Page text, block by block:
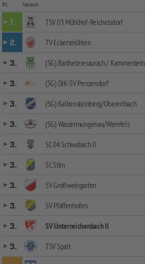
Pl. Verein
1. TSV 03 Mühlhof-Reichelsdorf
2.
TV Eckersmühlen
3.
(SG) Barthelmesaurach / Kammerstein
3.
(SG) DJK-SV Penzendorf
3.
(SG) Kalbensteinberg/Obererlbach
3.
(SG) Wassermungenau/Wernfels
3.
SC 04 Schwabach II
3.
SC Stirn
3.
SV Großweingarten
3.
SV Pfaffenhofen
3.
SV Unterreichenbach II
3.
TSV Spalt